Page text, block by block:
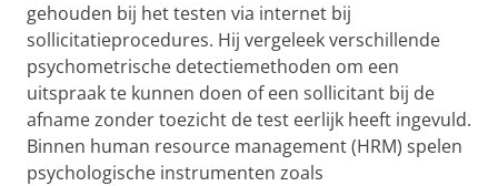
gehouden bij het testen via internet bij
sollicitatieprocedures. Hij vergeleek verschillende
psychometrische detectiemethoden om een
uitspraak te kunnen doen of een sollicitant bij de
afname zonder toezicht de test eerlijk heeft ingevuld.
Binnen human resource management (HRM) spelen
psychologische instrumenten zoals